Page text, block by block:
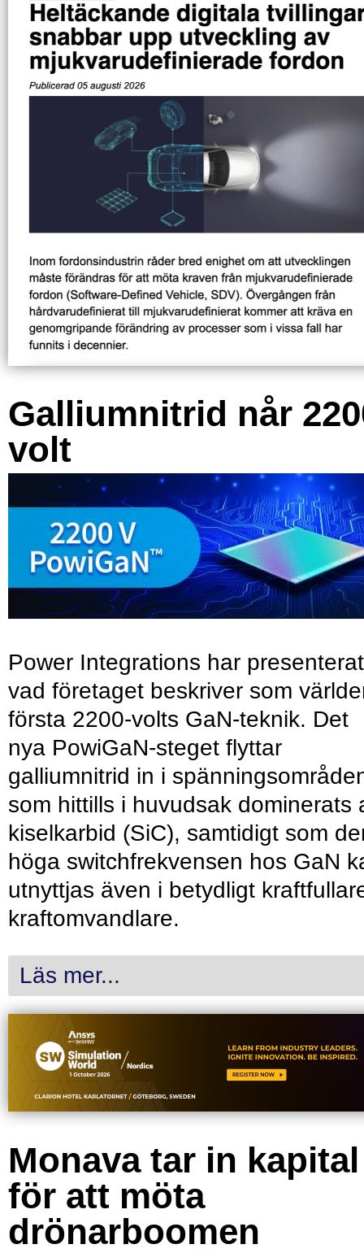
Galliumnitrid når
volt
Power Integrations har presenterat
vad företaget beskriver som
första 2200-volts GaN-teknik. Det
nya PowiGaN-steget flyttar
galliumnitrid in i
som hittills i huvudsak dominerats
kiselkarbid (SiC), samtidigt som
höga switchfrekvensen hos GaN
utnyttjas även i betydligt
kraftomvandlare.
Läs mer...
Monava tar in kapital
för att möta
drönarboomen